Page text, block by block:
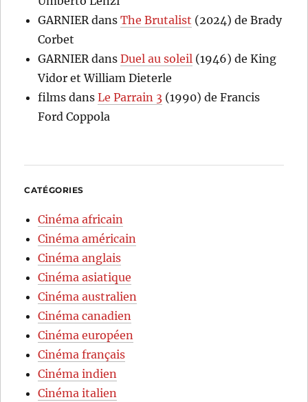
GARNIER dansThe Brutalist (2024) de Brady
Corbet
GARNIER dansDuel au soleil (1946) de King
Vidor et William Dieterle
films dansLe Parrain 3 (1990) de Francis
Ford Coppola
CATÉGORIES
Cinéma africain
Cinéma américain
Cinéma anglais
Cinéma asiatique
Cinéma australien
Cinéma canadien
Cinéma européen
Cinéma français
Cinéma indien
Cinéma italien